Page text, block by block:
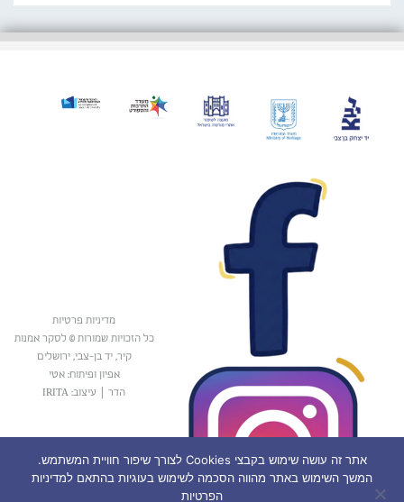
מדיניות פרטיות
כל הזכויות שמורות © לסקר אמנות
קיר, יד בן-צבי, ירושלים
אפיון ופיתוח: אטי
הדר
עיצוב: IRITA
אתר זה עושה שימוש בקבצי Cookies לצורך שיפור חוויית המשתמש.
המשך השימוש באתר מהווה הסכמה לשימוש בעוגיות בהתאם למדיניות
הפרטיות